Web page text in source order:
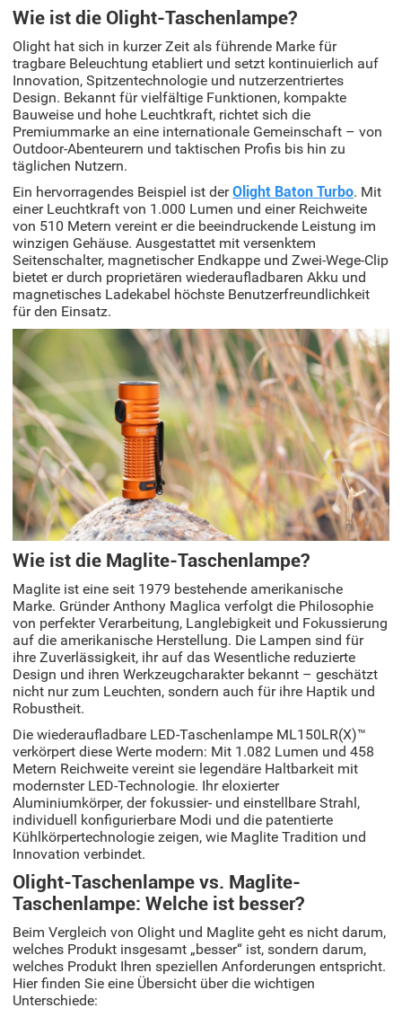
Wie ist die Olight-Taschenlampe?
Olight hat sich in kurzer Zeit als führende Marke für
tragbare Beleuchtung etabliert und setzt kontinuierlich auf
Innovation, Spitzentechnologie und nutzerzentriertes
Design. Bekannt für vielfältige Funktionen, kompakte
Bauweise und hohe Leuchtkraft, richtet sich die
Premiummarke an eine internationale Gemeinschaft – von
Outdoor-Abenteurern und taktischen Profis bis hin zu
täglichen Nutzern.
Ein hervorragendes Beispiel ist derOlight Baton Turbo. Mit
einer Leuchtkraft von 1.000 Lumen und einer Reichweite
von 510 Metern vereint er die beeindruckende Leistung im
winzigen Gehäuse. Ausgestattet mit versenktem
Seitenschalter, magnetischer Endkappe und Zwei-Wege-Clip
bietet er durch proprietären wiederaufladbaren Akku und
magnetisches Ladekabel höchste Benutzerfreundlichkeit
für den Einsatz.
Wie ist die Maglite-Taschenlampe?
Maglite ist eine seit 1979 bestehende amerikanische
Marke. Gründer Anthony Maglica verfolgt die Philosophie
von perfekter Verarbeitung, Langlebigkeit und Fokussierung
auf die amerikanische Herstellung. Die Lampen sind für
ihre Zuverlässigkeit, ihr auf das Wesentliche reduzierte
Design und ihren Werkzeugcharakter bekannt – geschätzt
nicht nur zum Leuchten, sondern auch für ihre Haptik und
Robustheit.
Die wiederaufladbare LED-Taschenlampe ML150LR(X)™
verkörpert diese Werte modern: Mit 1.082 Lumen und 458
Metern Reichweite vereint sie legendäre Haltbarkeit mit
modernster LED-Technologie. Ihr eloxierter
Aluminiumkörper, der fokussier- und einstellbare Strahl,
individuell konfigurierbare Modi und die patentierte
Kühlkörpertechnologie zeigen, wie Maglite Tradition und
Innovation verbindet.
Olight-Taschenlampe vs. Maglite-
Taschenlampe: Welche ist besser?
Beim Vergleich von Olight und Maglite geht es nicht darum,
welches Produkt insgesamt „besser“ ist, sondern darum,
welches Produkt Ihren speziellen Anforderungen entspricht.
Hier finden Sie eine Übersicht über die wichtigen
Unterschiede: